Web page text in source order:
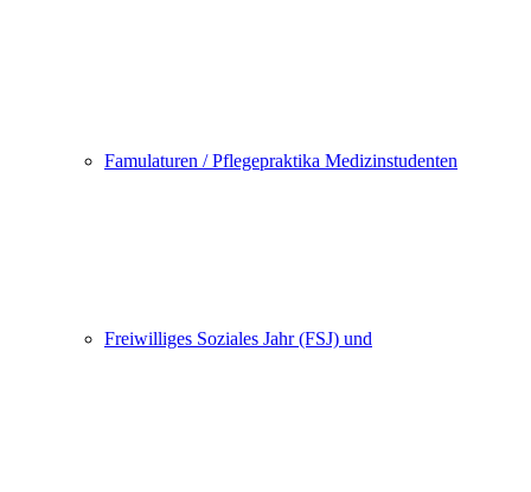
Famulaturen / Pflegepraktika Medizinstudenten
Freiwilliges Soziales Jahr (FSJ) und